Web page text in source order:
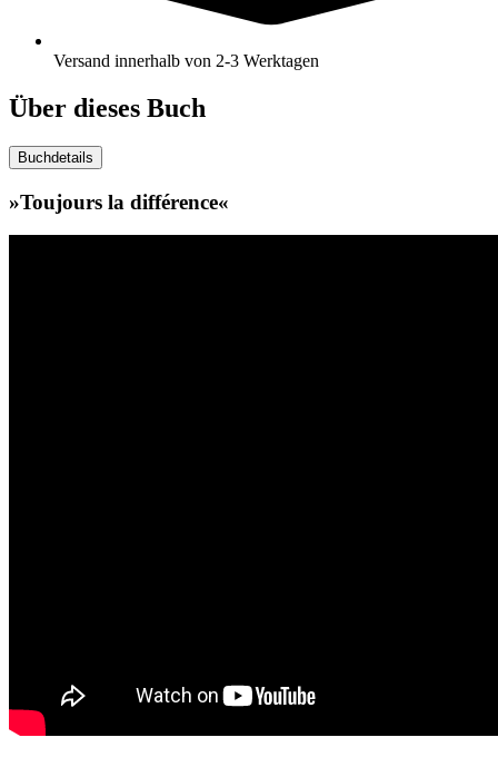
Versand innerhalb von 2-3 Werktagen
Über dieses Buch
Buchdetails
»Toujours la différence«